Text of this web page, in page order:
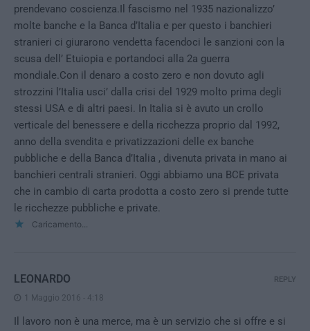
prendevano coscienza.Il fascismo nel 1935 nazionalizzo’
molte banche e la Banca d’Italia e per questo i banchieri
stranieri ci giurarono vendetta facendoci le sanzioni con la
scusa dell’ Etuiopia e portandoci alla 2a guerra
mondiale.Con il denaro a costo zero e non dovuto agli
strozzini l’Italia usci’ dalla crisi del 1929 molto prima degli
stessi USA e di altri paesi. In Italia si è avuto un crollo
verticale del benessere e della ricchezza proprio dal 1992,
anno della svendita e privatizzazioni delle ex banche
pubbliche e della Banca d’Italia , divenuta privata in mano ai
banchieri centrali stranieri. Oggi abbiamo una BCE privata
che in cambio di carta prodotta a costo zero si prende tutte
le ricchezze pubbliche e private.
Caricamento...
LEONARDO
1 Maggio 2016 - 4:18
Il lavoro non è una merce, ma è un servizio che si offre e si
REPLY